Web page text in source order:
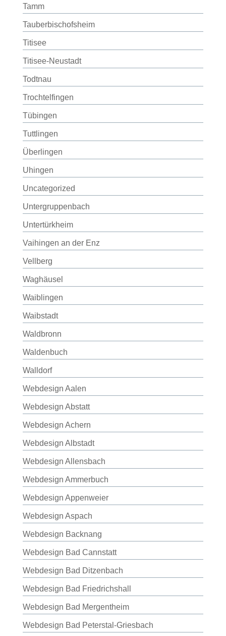
Tamm
Tauberbischofsheim
Titisee
Titisee-Neustadt
Todtnau
Trochtelfingen
Tübingen
Tuttlingen
Überlingen
Uhingen
Uncategorized
Untergruppenbach
Untertürkheim
Vaihingen an der Enz
Vellberg
Waghäusel
Waiblingen
Waibstadt
Waldbronn
Waldenbuch
Walldorf
Webdesign Aalen
Webdesign Abstatt
Webdesign Achern
Webdesign Albstadt
Webdesign Allensbach
Webdesign Ammerbuch
Webdesign Appenweier
Webdesign Aspach
Webdesign Backnang
Webdesign Bad Cannstatt
Webdesign Bad Ditzenbach
Webdesign Bad Friedrichshall
Webdesign Bad Mergentheim
Webdesign Bad Peterstal-Griesbach